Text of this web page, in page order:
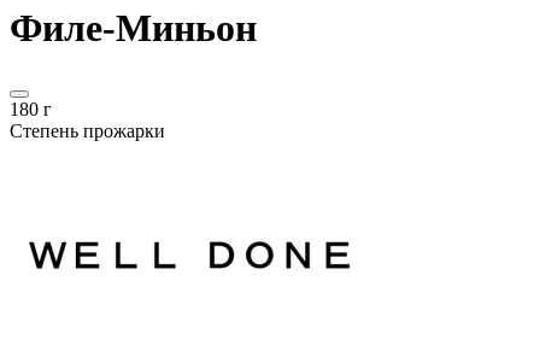
Филе-Миньон
180 г
Степень прожарки